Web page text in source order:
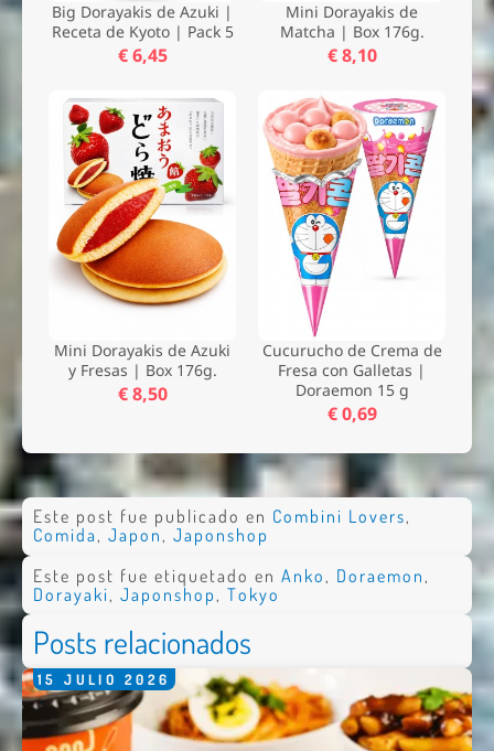
Big Dorayakis de Azuki |
Receta de Kyoto | Pack 5
€ 6,45
Mini Dorayakis de
Matcha | Box 176g.
€ 8,10
Mini Dorayakis de Azuki
y Fresas | Box 176g.
€ 8,50
Cucurucho de Crema de
Fresa con Galletas |
Doraemon 15 g
€ 0,69
Este post fue publicado en Combini Lovers,
Comida, Japon, Japonshop
Este post fue etiquetado en Anko , Doraemon ,
Dorayaki, Japonshop , Tokyo
Posts relacionados
15 JULIO 2026